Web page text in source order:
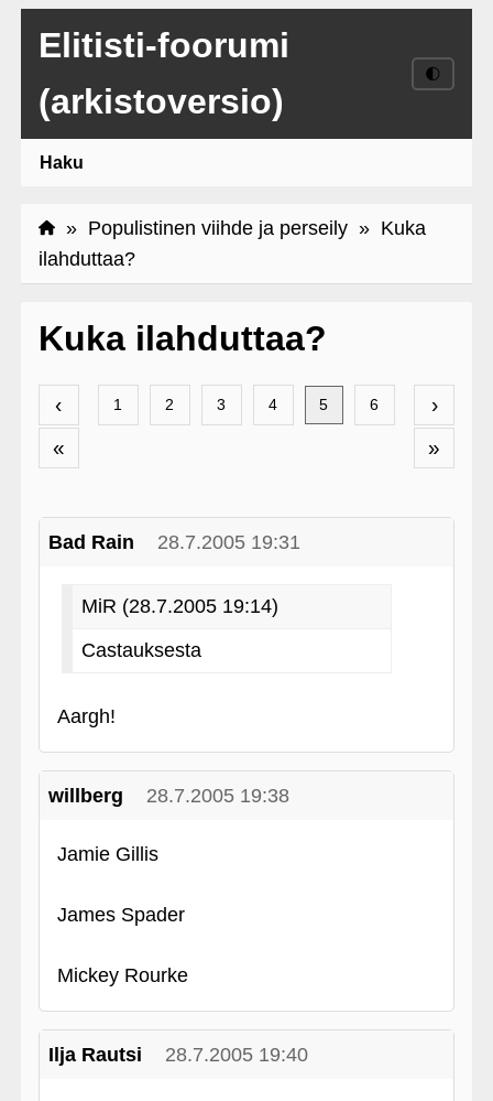
Elitisti-foorumi
(arkistoversio)
🌓
Haku
» Populistinen viihde ja perseily» Kuka
ilahduttaa?
Kuka ilahduttaa?
‹
«
›
»
1 2 3 4 5 6
Bad Rain 28.7.2005 19:31
MiR (28.7.2005 19:14)
Castauksesta
Aargh!
willberg 28.7.2005 19:38
Jamie Gillis
James Spader
Mickey Rourke
Ilja Rautsi 28.7.2005 19:40